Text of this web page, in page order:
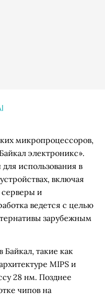
микропроцессоров,
электроникс».
использования в
включая
и
ведется с целью
зарубежным
такие как
MIPS и
28 нм. Позднее
чипов на